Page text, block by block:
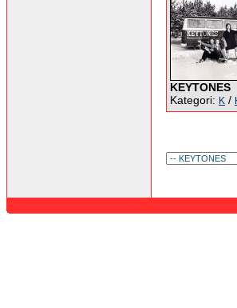
KEYTONES
Kategori: K /